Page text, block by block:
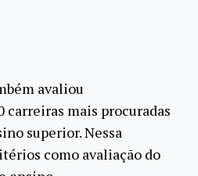
avaliou
carreiras mais procuradas
superior. Nessa
como avaliação do